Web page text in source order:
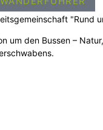
um den Bussen –